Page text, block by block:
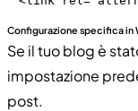
Configurazione specifica in
Se il tuo blog è
impostazione
post.